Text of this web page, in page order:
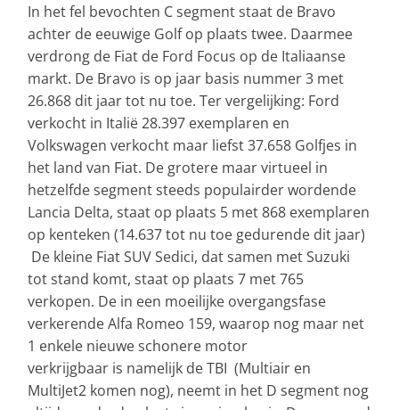
In het fel bevochten C segment staat de Bravo
achter de eeuwige Golf op plaats twee. Daarmee
verdrong de Fiat de Ford Focus op de Italiaanse
markt. De Bravo is op jaar basis nummer 3 met
26.868 dit jaar tot nu toe. Ter vergelijking: Ford
verkocht in Italië 28.397 exemplaren en
Volkswagen verkocht maar liefst 37.658 Golfjes in
het land van Fiat. De grotere maar virtueel in
hetzelfde segment steeds populairder wordende
Lancia Delta, staat op plaats 5 met 868 exemplaren
op kenteken (14.637 tot nu toe gedurende dit jaar)
De kleine Fiat SUV Sedici, dat samen met Suzuki
tot stand komt, staat op plaats 7 met 765
verkopen. De in een moeilijke overgangsfase
verkerende Alfa Romeo 159, waarop nog maar net
1 enkele nieuwe schonere motor
verkrijgbaar is namelijk de TBI (Multiair en
MultiJet2 komen nog), neemt in het D segment nog